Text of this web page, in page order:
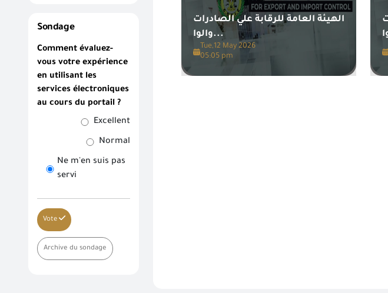
Sondage
Comment évaluez-
vous votre expérience
en utilisant les
services électroniques
au cours du portail ?
Excellent
Normal
Ne m'en suis pas
servi
Vote
Archive du sondage
الهيئة العامة للرقابة علي الصادرات
والوا...
Tue,12 May 2026
05:05 pm